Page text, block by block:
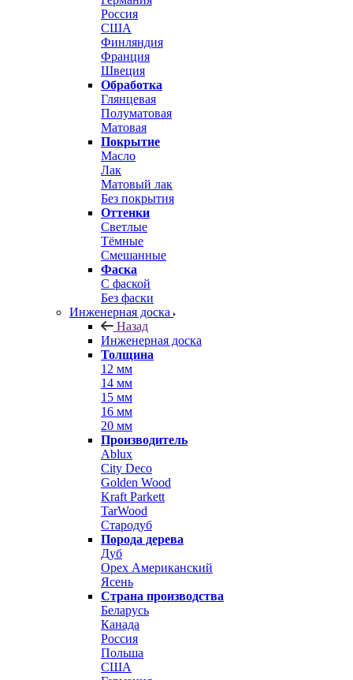
Россия
США
Финляндия
Франция
Швеция
Обработка
Глянцевая
Полуматовая
Матовая
Покрытие
Масло
Лак
Матовый лак
Без покрытия
Оттенки
Светлые
Тёмные
Смешанные
Фаска
С фаской
Без фаски
Инженерная доска
Назад
Инженерная доска
Толщина
12 мм
14 мм
15 мм
16 мм
20 мм
Производитель
Ablux
City Deco
Golden Wood
Kraft Parkett
TarWood
Стародуб
Порода дерева
Дуб
Орех Американский
Ясень
Страна производства
Беларусь
Канада
Россия
Польша
США